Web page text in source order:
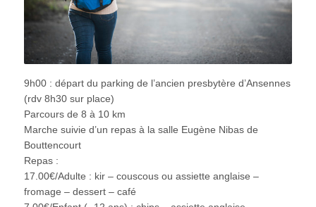
9h00 : départ du parking de l’ancien presbytère d’Ansennes
(rdv 8h30 sur place)
Parcours de 8 à 10 km
Marche suivie d’un repas à la salle Eugène Nibas de
Bouttencourt
Repas :
17.00€/Adulte : kir – couscous ou assiette anglaise –
fromage – dessert – café